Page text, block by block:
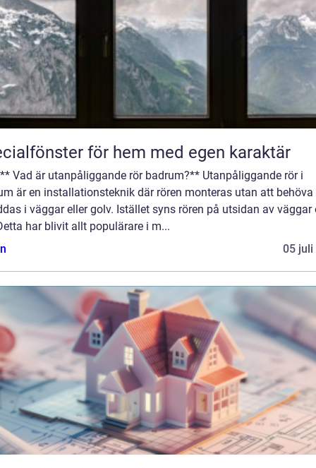
för hem med egen karaktär
Vad är utanpåliggande rör badrum?** Utanpåliggande rör i
är en installationsteknik där rören monteras utan att behöva
i väggar eller golv. Istället syns rören på utsidan av väggar
har blivit allt populärare i m...
05 juli